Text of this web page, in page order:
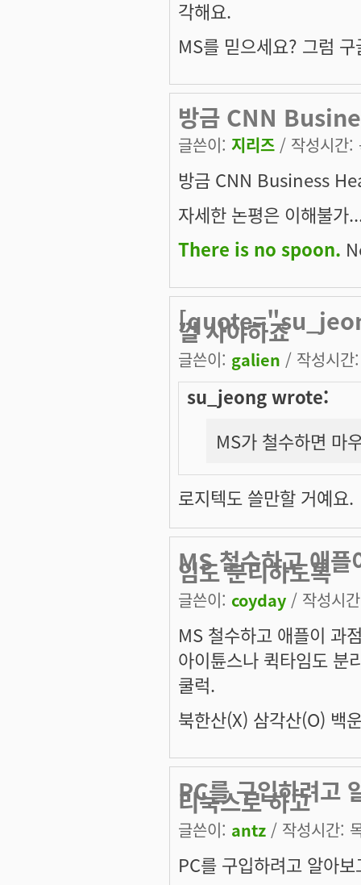
각해요.
MS를 믿으세요? 그럼
방금 CNN
글쓴이: 지리즈 / 작성시간
방금 CNN Business
자세한 논평은 이해불가
There is no spoon.
껄 사야하죠
글쓴이: galien / 작성시
su_jeong wrote:
MS가 철수하면 마
로지텍도 쓸만할 거예요.
MS 철수하고 애플
임도 분리하도록
글쓴이: coyday / 작성시
MS 철수하고 애플이 과
아이튠스나 퀵타임도 분
쿨럭.
북한산(X) 삼각산(O) 백
PC를 구입하려고
리눅스로 하고
글쓴이: antz / 작성시간:
PC를 구입하려고 알아